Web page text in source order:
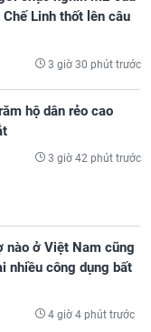
Linh thốt lên câu
3 giờ 30 phút trước
hộ dân rẻo cao
3 giờ 42 phút trước
nào ở Việt Nam cũng
nhiều công dụng bất
4 giờ 4 phút trước